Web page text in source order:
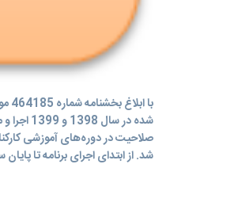
شده
صلاحیت در دوره‌های آموزشی
شد. از ابتدای اجرای برنامه تا پایان سال 1404 تعداد 356 نفر مدرس از این سازمان گواهی صلاحیت تدریس